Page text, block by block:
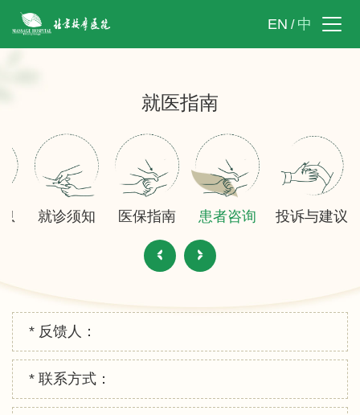
EN / 中
就医指南
就诊须知 医保指南 患者咨询 投诉与建议
* 反馈人：
* 联系方式：